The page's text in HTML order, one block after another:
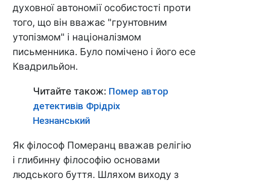
духовної автономії особистості проти
того, що він вважає "грунтовним
утопізмом" і націоналізмом
письменника. Було помічено і його есе
Квадрильйон.
Читайте також: Помер автор
детективів Фрідріх
Незнанський
Як філософ Померанц вважав релігію
і глибинну філософію основами
людського буття. Шляхом виходу з